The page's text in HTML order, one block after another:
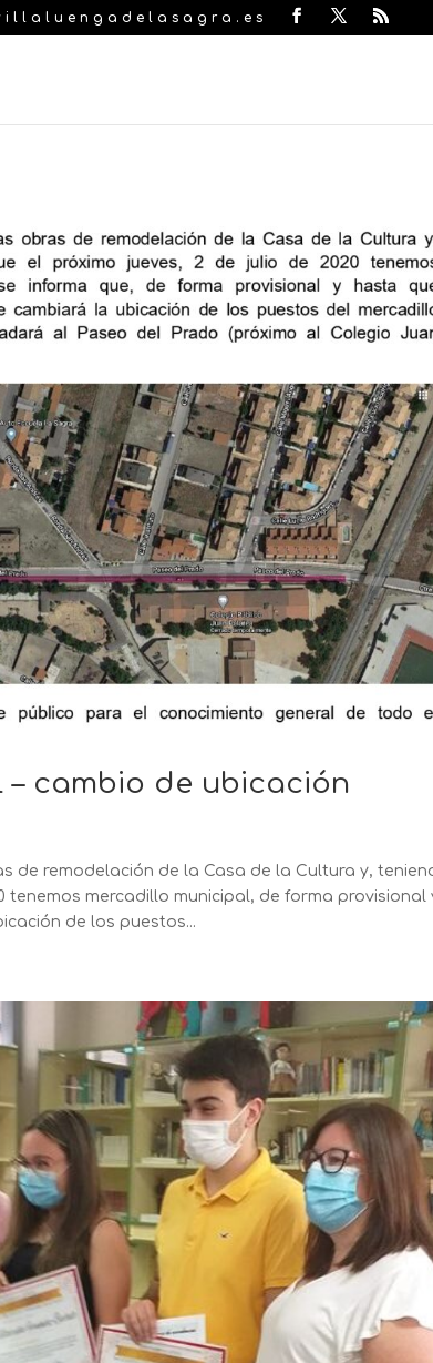
cambio de ubicación
de remodelación de la Casa de la Cultura y,
tenemos mercadillo municipal, de forma provisional
de los puestos...